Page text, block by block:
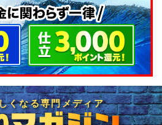
くなる専門メディア